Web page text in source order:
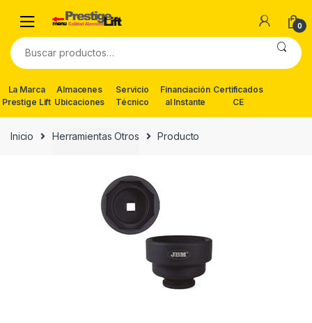
navigation
content
0
Buscar
por:
La Marca
Prestige Lift
Almacenes
Ubicaciones
Servicio
Técnico
Financiación
al Instante
Certificados
CE
Inicio Herramientas Otros Producto